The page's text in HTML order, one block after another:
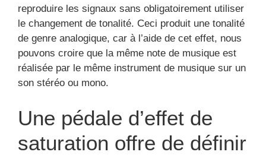
reproduire les signaux sans obligatoirement utiliser
le changement de tonalité. Ceci produit une tonalité
de genre analogique, car à l’aide de cet effet, nous
pouvons croire que la même note de musique est
réalisée par le même instrument de musique sur un
son stéréo ou mono.
Une pédale d’effet de
saturation offre de définir